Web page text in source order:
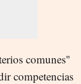
comunes"
competencias